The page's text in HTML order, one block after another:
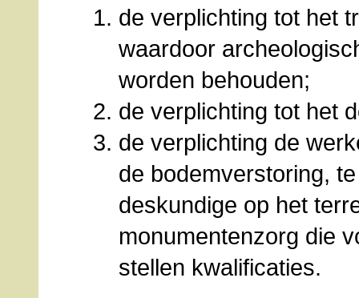
de verplichting tot het
waardoor
worden behouden;
de verplichting tot het
de verplichting de
de bodemverstoring,
deskundige op het
monumentenzorg die
stellen kwalificaties.